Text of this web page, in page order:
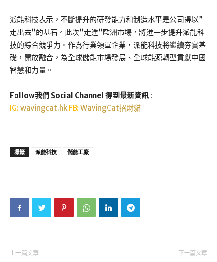
派能科技表示，不斷提升的研發能力和制造水平是公司得以”
走出去”的基石。此次”走進”歐洲市場，將進一步提升派能科
技的綜合競爭力。作為行業領軍企業，派能科技將繼續夯實基
礎，開放融合，為全球儲能市場發展、全球能源轉型貢獻中國
智慧和力量。
Follow我們 Social Channel 得到最新資訊 :
IG: wavingcat.hk FB: WavingCat招財貓
標籤 派能科技 儲能工廠
上一篇文章 下一篇文章